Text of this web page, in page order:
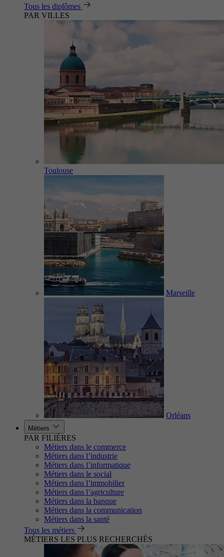
Tous les diplômes
PAR VILLES
Toulouse
Marseille
Orléans
Métiers
PAR FILIÈRES
Métiers dans le commerce
Métiers dans l’industrie
Métiers dans l’informatique
Métiers dans le social
Métiers dans l’immobilier
Métiers dans l’agriculture
Métiers dans la banque
Métiers dans la communication
Métiers dans la santé
Tous les métiers
MÉTIERS LES PLUS RECHERCHÉS